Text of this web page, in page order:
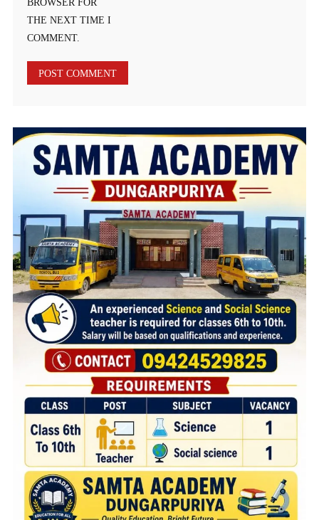
BROWSER FOR
THE NEXT TIME I
COMMENT.